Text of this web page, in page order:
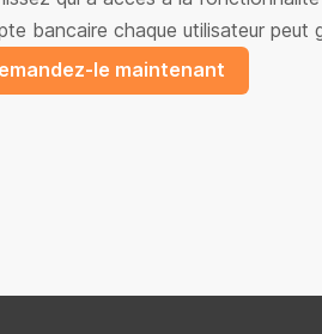
bancaire chaque utilisateur peut
le maintenant